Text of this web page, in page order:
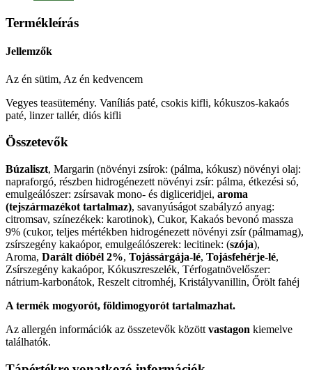
Termékleírás
Jellemzők
Az én sütim, Az én kedvencem
Vegyes teasütemény. Vaníliás paté, csokis kifli, kókuszos-kakaós
paté, linzer tallér, diós kifli
Összetevők
Búzaliszt, Margarin (növényi zsírok: (pálma, kókusz) növényi olaj:
napraforgó, részben hidrogénezett növényi zsír: pálma, étkezési só,
emulgeálószer: zsírsavak mono- és digliceridjei, aroma
(tejszármazékot tartalmaz), savanyúságot szabályzó anyag:
citromsav, színezékek: karotinok), Cukor, Kakaós bevonó massza
9% (cukor, teljes mértékben hidrogénezett növényi zsír (pálmamag),
zsírszegény kakaópor, emulgeálószerek: lecitinek: (szója),
Aroma, Darált dióbél 2%, Tojássárgája-lé, Tojásfehérje-lé,
Zsírszegény kakaópor, Kókuszreszelék, Térfogatnövelőszer:
nátrium-karbonátok, Reszelt citromhéj, Kristályvanillin, Őrölt fahéj
A termék mogyorót, földimogyorót tartalmazhat.
Az allergén információk az összetevők között vastagon kiemelve
találhatók.